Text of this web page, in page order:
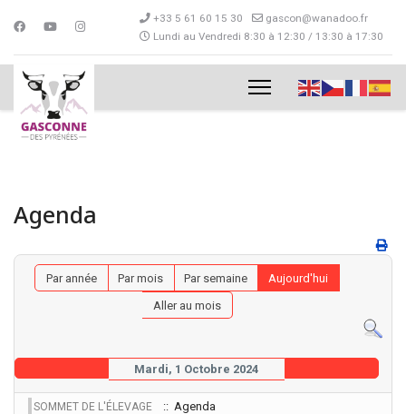
+33 5 61 60 15 30
gascon@wanadoo.fr
Lundi au Vendredi 8:30 à 12:30 / 13:30 à 17:30
Agenda
Par année Par mois Par semaine
Aujourd'hui
Aller au mois
Mardi, 1 Octobre 2024
SOMMET DE L'ÉLEVAGE :: Agenda